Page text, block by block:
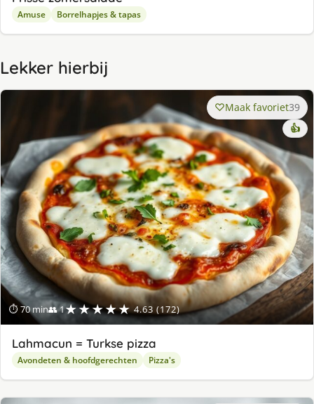
Amuse Borrelhapjes & tapas
Lekker hierbij
⏱ 70 min👥 1★★★★★ 4.63 (172)
Maak favoriet39
👍
Lahmacun = Turkse pizza
Avondeten & hoofdgerechten Pizza's